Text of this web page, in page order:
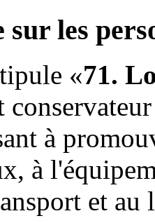
les
«71.
à
à
et au